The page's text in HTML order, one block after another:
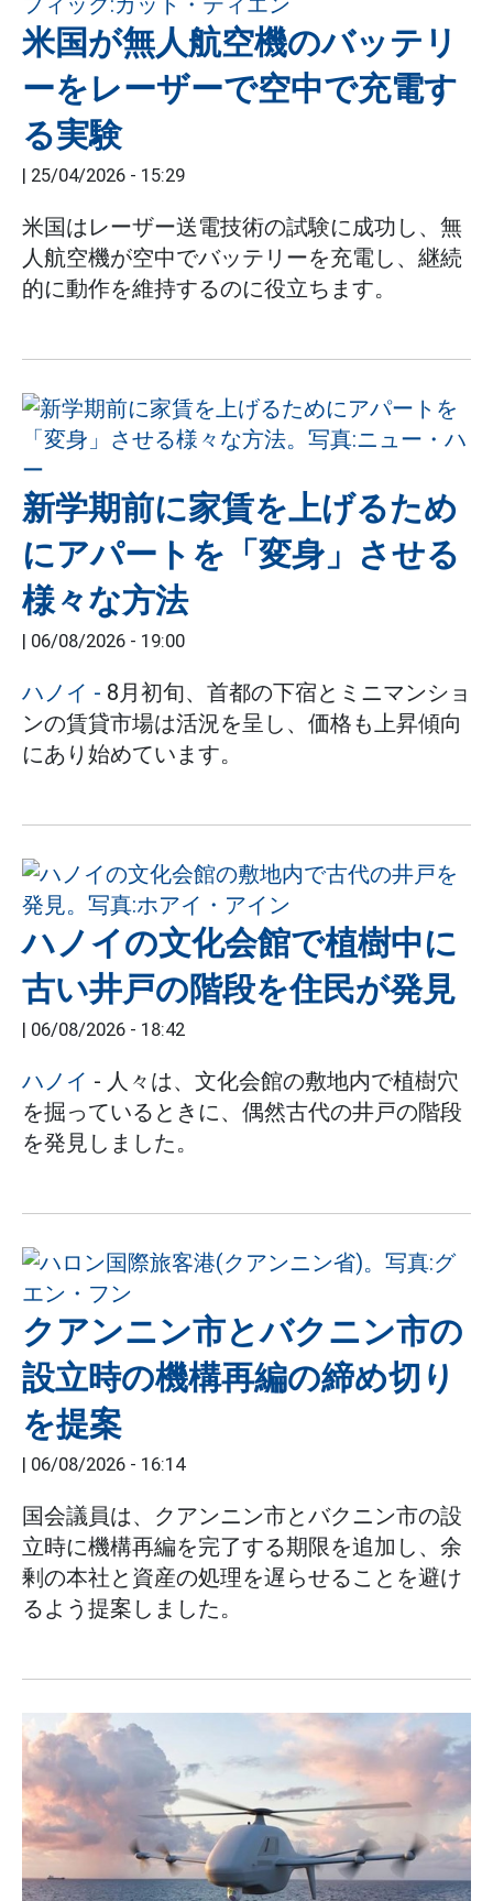
米国が無人航空機のバッテリ
ーをレーザーで空中で充電す
る実験
| 25/04/2026 - 15:29
米国はレーザー送電技術の試験に成功し、無
人航空機が空中でバッテリーを充電し、継続
的に動作を維持するのに役立ちます。
新学期前に家賃を上げるため
にアパートを「変身」させる
様々な方法
| 06/08/2026 - 19:00
ハノイ - 8月初旬、首都の下宿とミニマンショ
ンの賃貸市場は活況を呈し、価格も上昇傾向
にあり始めています。
ハノイの文化会館で植樹中に
古い井戸の階段を住民が発見
| 06/08/2026 - 18:42
ハノイ - 人々は、文化会館の敷地内で植樹穴
を掘っているときに、偶然古代の井戸の階段
を発見しました。
クアンニン市とバクニン市の
設立時の機構再編の締め切り
を提案
| 06/08/2026 - 16:14
国会議員は、クアンニン市とバクニン市の設
立時に機構再編を完了する期限を追加し、余
剰の本社と資産の処理を遅らせることを避け
るよう提案しました。